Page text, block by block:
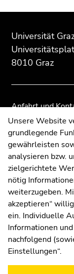
Seitenbereichs:
Zusatzinformationen:
Universität
8010 Graz
Anfahrt und
Kommunikation
Moodle
UNIGRAZonline
Impressum
Cookie-
Wetterstation
Seitenbereichs.
Übersicht
Seitenbereiche
Seitenbereichs.
Übersicht
Seitenbereiche
Unsere Website
grundlegende
gewährleisten
analysieren bzw.
zielgerichtete
nötig
weiterzugeben.
akzeptieren“
ein. Individuelle
Informationen
nachfolgend
Einstellungen“.